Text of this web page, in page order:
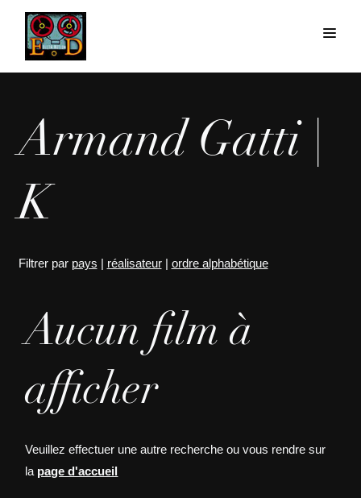
Armand Gatti |
K
Filtrer par pays | réalisateur| ordre alphabétique
Aucun film à
afficher
Veuillez effectuer une autre recherche ou vous rendre sur
la page d'accueil